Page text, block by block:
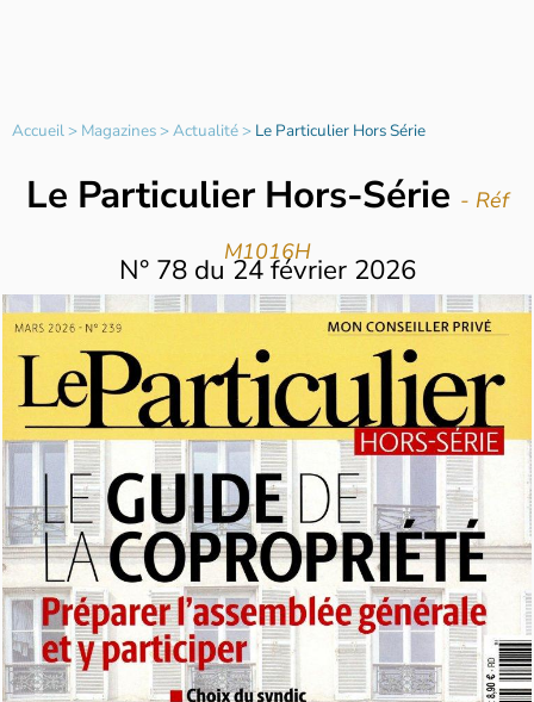
Accueil> Magazines>Actualité> Le Particulier Hors Série
Le Particulier Hors-Série - Réf
M1016H
N° 78du24 février 2026